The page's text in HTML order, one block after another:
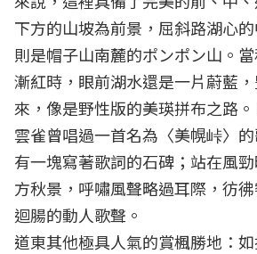
下方的山坡為前景，屈斜路湖心
則是帽子山南麓的ポンポン山。
漸紅時，眼前湖水還是一片蔚藍
來，像是野性版的美瑛拼布之路
雲雀曾唱過一首名為〈美幌峠〉
有一塊寫著歌詞的石碑；站在風
方秋景，呼嘯風聲略過耳際，彷
迴腸的動人歌聲。
道東其他極具人氣的賞楓勝地：